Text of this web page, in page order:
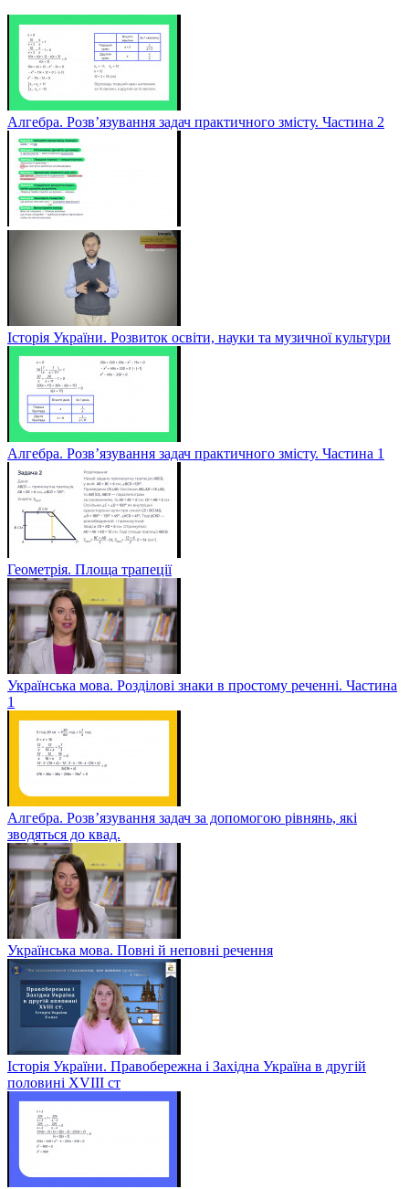
Алгебра. Розв’язування задач практичного змісту. Частина 2
Історія України. Розвиток освіти, науки та музичної культури
Алгебра. Розв’язування задач практичного змісту. Частина 1
Геометрія. Площа трапеції
Українська мова. Розділові знаки в простому реченні. Частина
1
Алгебра. Розв’язування задач за допомогою рівнянь, які
зводяться до квад.
Українська мова. Повні й неповні речення
Історія України. Правобережна і Західна Україна в другій
половині XVIII ст